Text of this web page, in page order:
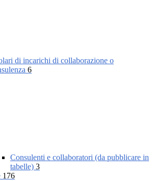
di incarichi di collaborazione o
6
Consulenti e collaboratori (da pubblicare in
tabelle) 3
176